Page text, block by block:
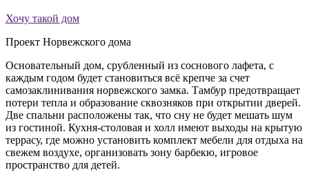
Хочу такой дом
Проект Норвежского дома
Основательный дом, срубленный из соснового лафета, с
каждым годом будет становиться всё крепче за счет
самозаклинивания норвежского замка. Тамбур предотвращает
потери тепла и образование сквозняков при открытии дверей.
Две спальни расположены так, что сну не будет мешать шум
из гостиной. Кухня-столовая и холл имеют выходы на крытую
террасу, где можно установить комплект мебели для отдыха на
свежем воздухе, организовать зону барбекю, игровое
пространство для детей.